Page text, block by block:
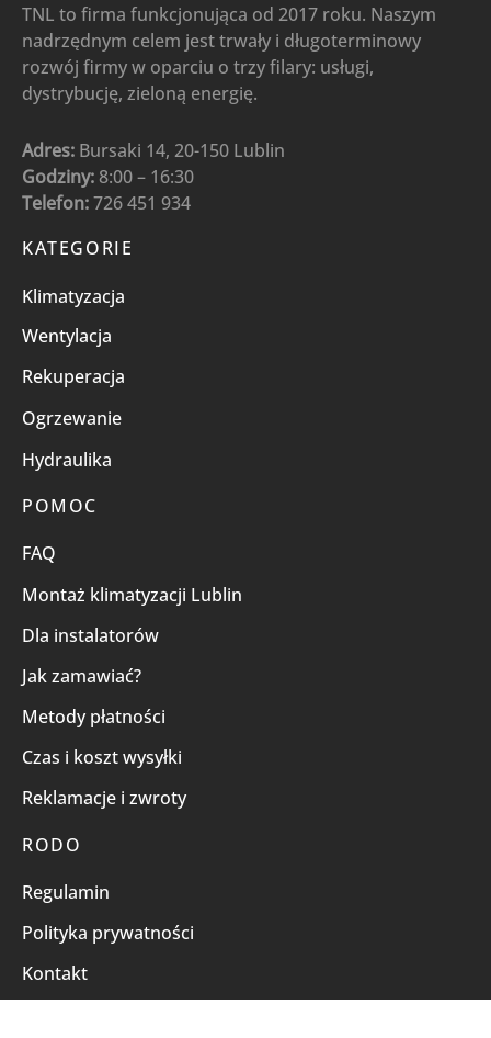
TNL to firma funkcjonująca od 2017 roku. Naszym
nadrzędnym celem jest trwały i długoterminowy
rozwój firmy w oparciu o trzy filary: usługi,
dystrybucję, zieloną energię.
Adres: Bursaki 14, 20-150 Lublin
Godziny: 8:00 – 16:30
Telefon:726 451 934
KATEGORIE
Klimatyzacja
Wentylacja
Rekuperacja
Ogrzewanie
Hydraulika
POMOC
FAQ
Montaż klimatyzacji Lublin
Dla instalatorów
Jak zamawiać?
Metody płatności
Czas i koszt wysyłki
Reklamacje i zwroty
RODO
Regulamin
Polityka prywatności
Kontakt